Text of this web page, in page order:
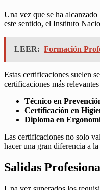
Una vez que se ha
este sentido, el Instituto
LEER: Formación
Estas certificaciones suelen
certificaciones más
Técnico en
Certificación en
Diploma en
Las certificaciones no solo
hacer una gran diferencia a
Salidas